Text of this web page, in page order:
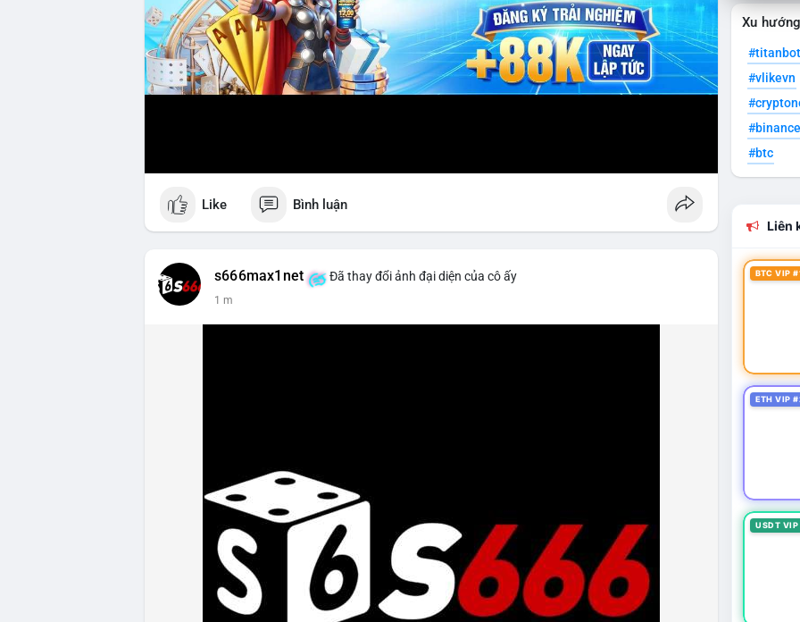
Like Bình luận
s666max1net Đã thay đổi ảnh đại diện của cô ấy
1 m
Xu
#titanbot
#vlikevn
#btc
Liên
BTC VIP
ETH VIP
USDT